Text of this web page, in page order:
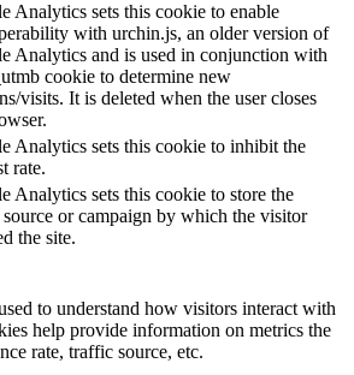
Analytics sets this cookie to enable
with urchin.js, an older version of
Analytics and is used in conjunction with
cookie to determine new
visits. It is deleted when the user closes
Analytics sets this cookie to inhibit the
rate.
Analytics sets this cookie to store the
or campaign by which the visitor
the site.
to understand how visitors interact with
help provide information on metrics the
rate, traffic source, etc.